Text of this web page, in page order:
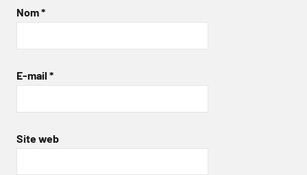
Nom*
E-mail *
Site web